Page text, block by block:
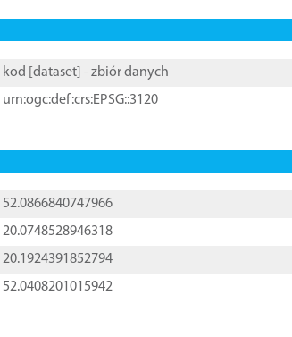
kod [ dataset ] - zbiór danych
urn:ogc:def:crs:EPSG::3120
52.0866840747966
20.0748528946318
20.1924391852794
52.0408201015942